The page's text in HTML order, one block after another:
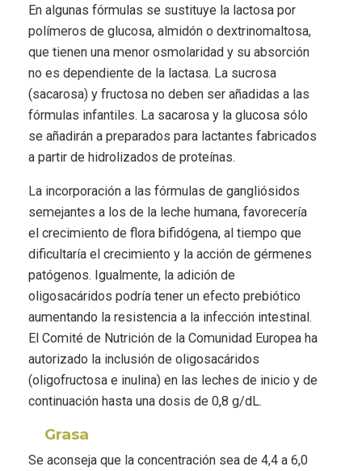
En algunas fórmulas se sustituye la lactosa por
polímeros de glucosa, almidón o dextrinomaltosa,
que tienen una menor osmolaridad y su absorción
no es dependiente de la lactasa. La sucrosa
(sacarosa) y fructosa no deben ser añadidas a las
fórmulas infantiles. La sacarosa y la glucosa sólo
se añadirán a preparados para lactantes fabricados
a partir de hidrolizados de proteínas.
La incorporación a las fórmulas de gangliósidos
semejantes a los de la leche humana, favorecería
el crecimiento de flora bifidógena, al tiempo que
dificultaría el crecimiento y la acción de gérmenes
patógenos. Igualmente, la adición de
oligosacáridos podría tener un efecto prebiótico
aumentando la resistencia a la infección intestinal.
El Comité de Nutrición de la Comunidad Europea ha
autorizado la inclusión de oligosacáridos
(oligofructosa e inulina) en las leches de inicio y de
continuación hasta una dosis de 0,8 g/dL.
Grasa
Se aconseja que la concentración sea de 4,4 a 6,0